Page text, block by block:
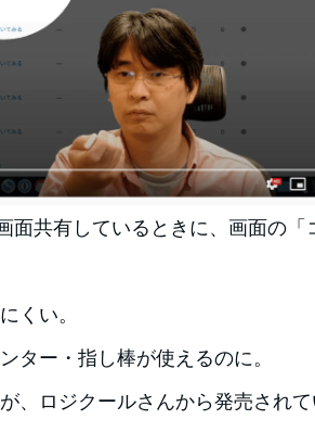
面共有しているときに、画面の「
くい。
ター・指し棒が使えるのに。
、ロジクールさんから発売されて